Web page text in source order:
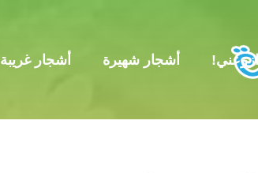
ازرعني! أشجار شهيرة أشجار غريبة